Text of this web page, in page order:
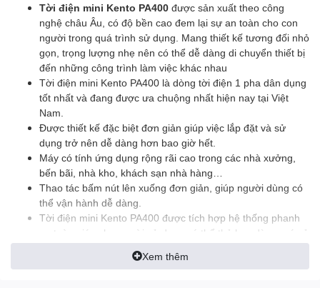
Tời điện mini Kento PA400 được sản xuất theo công
nghệ châu Âu, có độ bền cao đem lại sự an toàn cho con
người trong quá trình sử dụng. Mang thiết kế tương đối nhỏ
gọn, trọng lượng nhẹ nên có thể dễ dàng di chuyển thiết bị
đến những công trình làm việc khác nhau
Tời điện mini Kento PA400 là dòng tời điện 1 pha dân dụng
tốt nhất và đang được ưa chuộng nhất hiện nay tại Việt
Nam.
Được thiết kế đặc biệt đơn giản giúp việc lắp đặt và sử
dụng trở nên dễ dàng hơn bao giờ hết.
Máy có tính ứng dụng rộng rãi cao trong các nhà xưởng,
bến bãi, nhà kho, khách sạn nhà hàng…
Thao tác bấm nút lên xuống đơn giản, giúp người dùng có
thể vận hành dễ dàng.
Tời điện mini Kento PA400 được tích hợp hệ thống phanh
an toàn giúp cho người sử dụng có thể thả hay dừng máy ở
Được người tiêu dùng đánh giá có độ bền cao, tuổi thọ lâu
Xem thêm